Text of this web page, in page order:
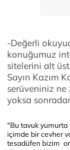
-Değerli
konuğumuz
sitelerini alt
Sayın Kazım
serüveniniz ne
yoksa
"Bu tavuk yumurta
içimde bir cevher
tesadüfen bizim